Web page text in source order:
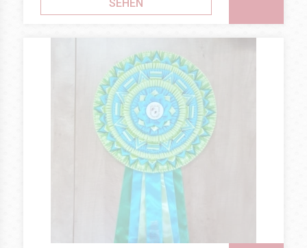
SEHEN